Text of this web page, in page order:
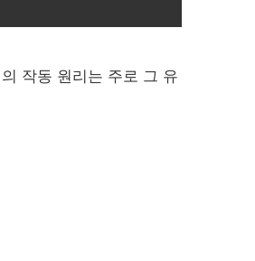
작동 원리는 주로 그 유